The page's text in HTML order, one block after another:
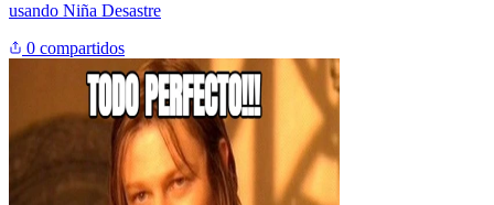
usando Niña Desastre
0 compartidos